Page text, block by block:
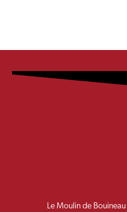
Le Moulin de Bouineau